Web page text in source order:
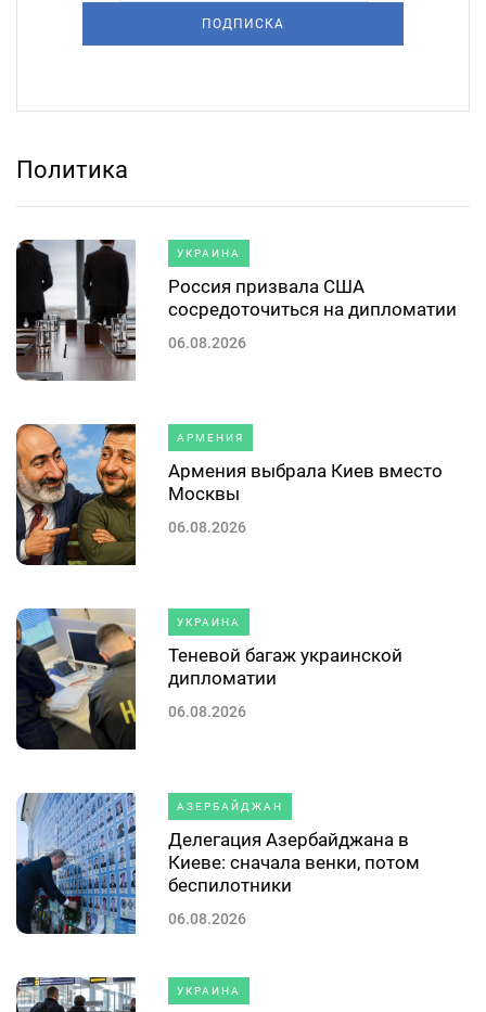
ПОДПИСКА
Политика
УКРАИНА
Россия призвала США
сосредоточиться на дипломатии
06.08.2026
АРМЕНИЯ
Армения выбрала Киев вместо
Москвы
06.08.2026
УКРАИНА
Теневой багаж украинской
дипломатии
06.08.2026
АЗЕРБАЙДЖАН
Делегация Азербайджана в
Киеве: сначала венки, потом
беспилотники
06.08.2026
УКРАИНА